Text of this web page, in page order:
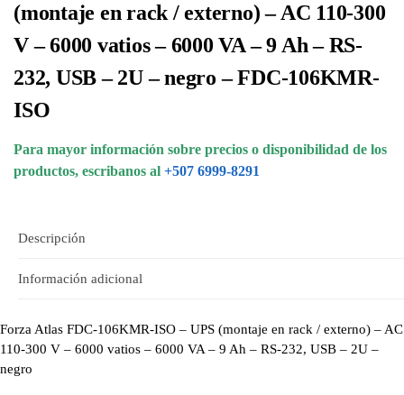
(montaje en rack / externo) – AC 110-300
V – 6000 vatios – 6000 VA – 9 Ah – RS-
232, USB – 2U – negro – FDC-106KMR-
ISO
Para mayor información sobre precios o disponibilidad de los
productos, escribanos al +507 6999-8291
Descripción
Información adicional
Forza Atlas FDC-106KMR-ISO – UPS (montaje en rack / externo) – AC
110-300 V – 6000 vatios – 6000 VA – 9 Ah – RS-232, USB – 2U –
negro